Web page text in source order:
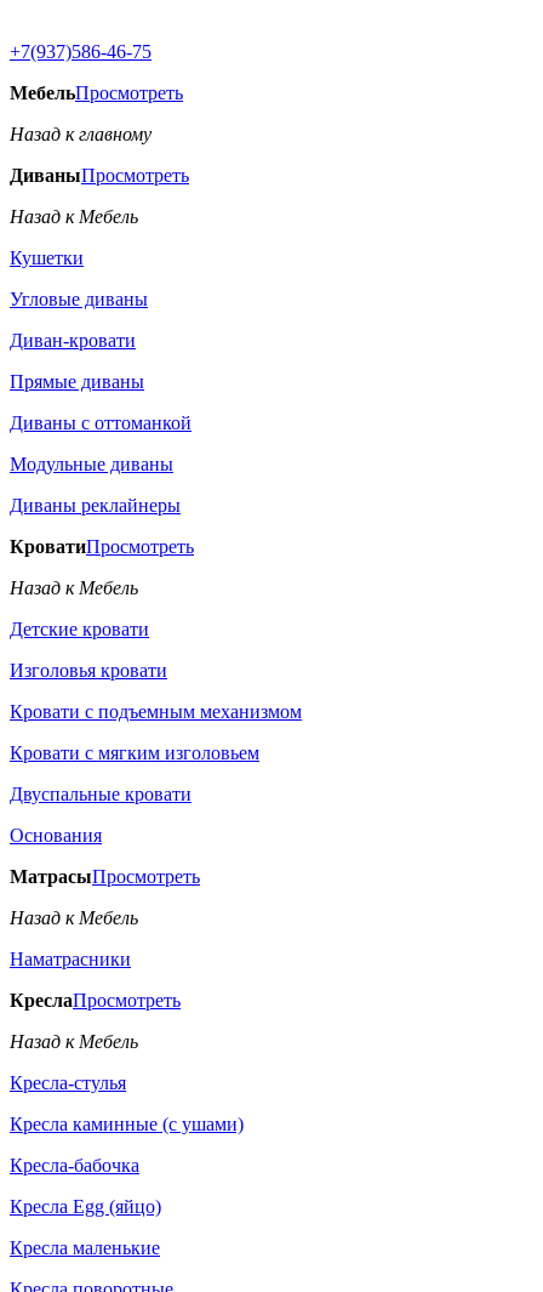
+7(937)586-46-75
МебельПросмотреть
Назад к главному
ДиваныПросмотреть
Назад к Мебель
Кушетки
Угловые диваны
Диван-кровати
Прямые диваны
Диваны с оттоманкой
Модульные диваны
Диваны реклайнеры
КроватиПросмотреть
Назад к Мебель
Детские кровати
Изголовья кровати
Кровати с подъемным механизмом
Кровати с мягким изголовьем
Двуспальные кровати
Основания
МатрасыПросмотреть
Назад к Мебель
Наматрасники
КреслаПросмотреть
Назад к Мебель
Кресла-стулья
Кресла каминные (с ушами)
Кресла-бабочка
Кресла Egg (яйцо)
Кресла маленькие